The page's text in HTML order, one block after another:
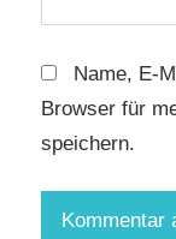
Name, E-
Browser für
speichern.